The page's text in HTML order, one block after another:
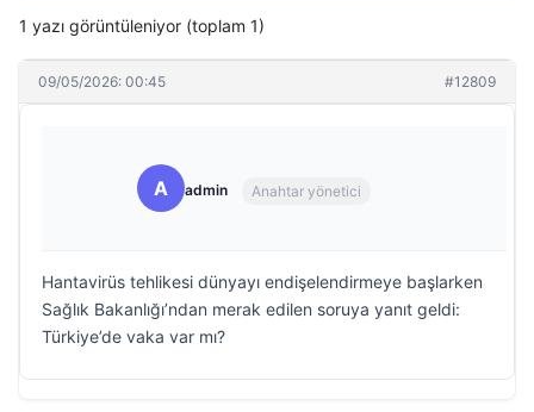
1 yazı görüntüleniyor (toplam 1)
09/05/2026: 00:45 #12809
A admin Anahtar yönetici
Hantavirüs tehlikesi dünyayı endişelendirmeye başlarken
Sağlık Bakanlığı’ndan merak edilen soruya yanıt geldi:
Türkiye’de vaka var mı?